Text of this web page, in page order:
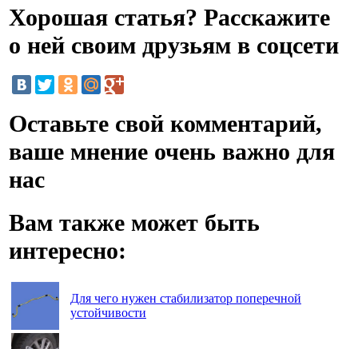
Хорошая статья? Расскажите
о ней своим друзьям в соцсети
Оставьте свой комментарий,
ваше мнение очень важно для
нас
Вам также может быть
интересно:
Для чего нужен стабилизатор поперечной
устойчивости